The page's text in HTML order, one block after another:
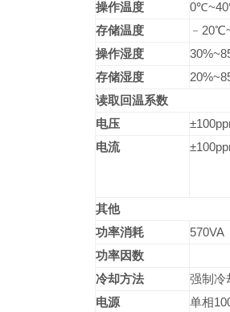
操作温度
0℃~40
存储温度
﹣ 20℃
操作湿度
存储湿度
读取回温系数
电压
电流
其他
功率消耗
570VA
功率因数
冷却方法
强制冷
电源
单相